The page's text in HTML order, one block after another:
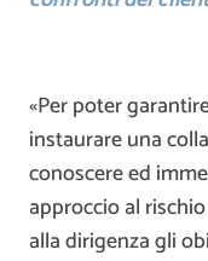
«Per poter
instaurare una
conoscere ed
approccio al
alla dirigenza gli